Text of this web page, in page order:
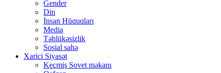
Gender
Din
İnsan Hüquqları
Media
Təhlükəsizlik
Sosial sahə
Xarici Siyasət
Keçmiş Sovet məkanı